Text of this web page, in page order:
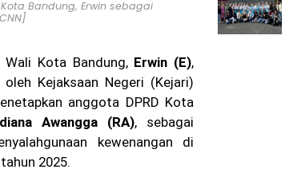
Bandung, Erwin sebagai
Wali Kota Bandung, Erwin (E),
Kejaksaan Negeri (Kejari)
anggota DPRD Kota
Awangga (RA), sebagai
kewenangan di
2025.